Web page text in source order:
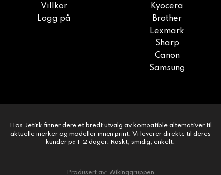
Villkor
Logg på
Kyocera
Brother
Lexmark
Sharp
Canon
Samsung
Hos Jetink finner dere et bredt utvalg av kompatible alternativer til
aktuelle merker og modeller innen print. Vi leverer direkte til deres
kunder på 1-2 dager. Raskt, smidig, enkelt.
Produsert av: Wikinggruppen